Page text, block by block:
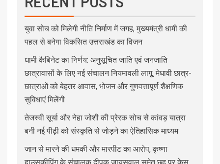
युवा सोच को मिलेगी नीति निर्माण में जगह, मुख्यमंत्री धामी की
पहल से बनेगा विकसित उत्तराखंड का विजन
धामी कैबिनेट का निर्णय: अनुसूचित जाति एवं जनजाति
छात्रावासों के लिए नई संचालन नियमावली लागू, मेधावी छात्र-
छात्राओं को बेहतर आवास, भोजन और गुणवत्तापूर्ण शैक्षणिक
सुविधाएं मिलेंगी
तेजस्वी सूर्या और नेहा जोशी की प्रेरक सोच से कांवड़ यात्रा
बनी नई पीढ़ी को संस्कृति से जोड़ने का ऐतिहासिक माध्यम
जान से मारने की धमकी और मारपीट का आरोप, कृष्णा